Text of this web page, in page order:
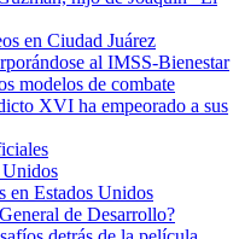
en Ciudad Juárez
al IMSS-Bienestar
modelos de combate
XVI ha empeorado a sus
Unidos
en Estados Unidos
de Desarrollo?